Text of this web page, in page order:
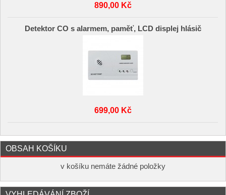
890,00 Kč
Detektor CO s alarmem, paměť, LCD displej hlásič
699,00 Kč
OBSAH KOŠÍKU
v košíku nemáte žádné položky